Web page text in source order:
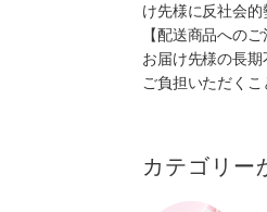
け先様に反社会
【配送商品へのご
お届け先様の長
ご負担いただく
カテゴリー